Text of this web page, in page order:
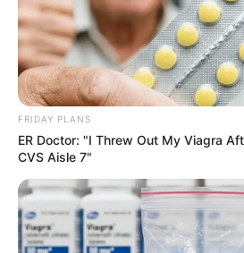
ราศีมีเกณฑ์พลิกร้าย
ในปี 68 โดย แม่กวา
ใจ
แม่กวาง ไพ่ตองส่องใจทำนายดวง
เกณฑ์พลิกร้ายกลายเป็นดี ฝ่ามร
ในปี 68 นี้
FRIDAY PLANS
ER Doctor: "I Threw Out My Viagra
CVS Aisle 7"